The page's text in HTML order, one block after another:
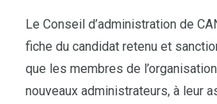
Le Conseil d’administration de
fiche du candidat retenu et
que les membres de
nouveaux administrateurs, à leur